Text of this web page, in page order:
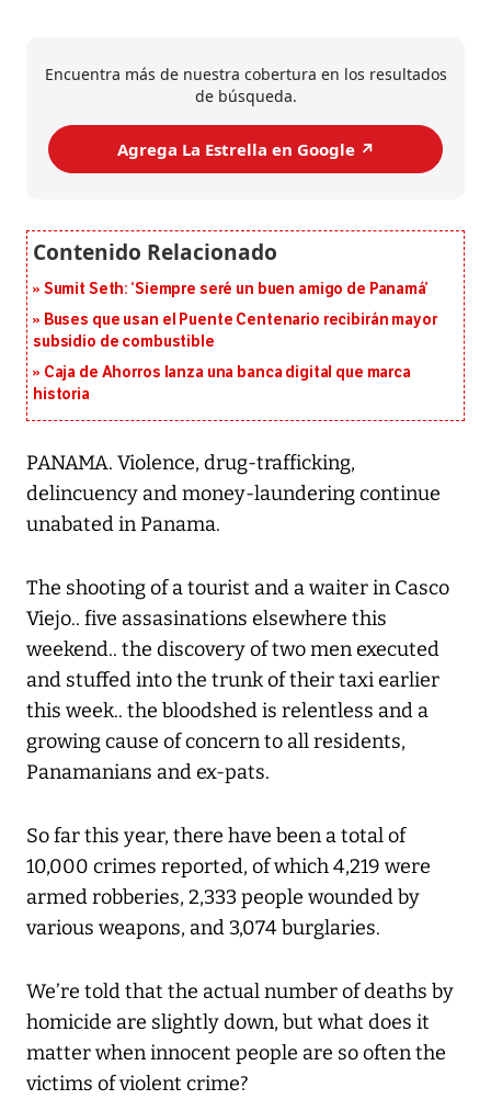
Encuentra más de nuestra cobertura en los resultados
de búsqueda.
Agrega La Estrella en Google ↗️
Sumit Seth: ‘Siempre seré un buen amigo de Panamá’
Buses que usan el Puente Centenario recibirán mayor
subsidio de combustible
Caja de Ahorros lanza una banca digital que marca
historia
PANAMA. Violence, drug-trafficking,
delincuency and money-laundering continue
unabated in Panama.
The shooting of a tourist and a waiter in Casco
Viejo.. five assasinations elsewhere this
weekend.. the discovery of two men executed
and stuffed into the trunk of their taxi earlier
this week.. the bloodshed is relentless and a
growing cause of concern to all residents,
Panamanians and ex-pats.
So far this year, there have been a total of
10,000 crimes reported, of which 4,219 were
armed robberies, 2,333 people wounded by
various weapons, and 3,074 burglaries.
We’re told that the actual number of deaths by
homicide are slightly down, but what does it
matter when innocent people are so often the
victims of violent crime?